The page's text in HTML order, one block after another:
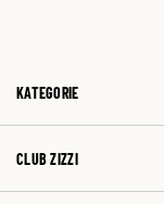
KATEGORIE
CLUB ZIZZI